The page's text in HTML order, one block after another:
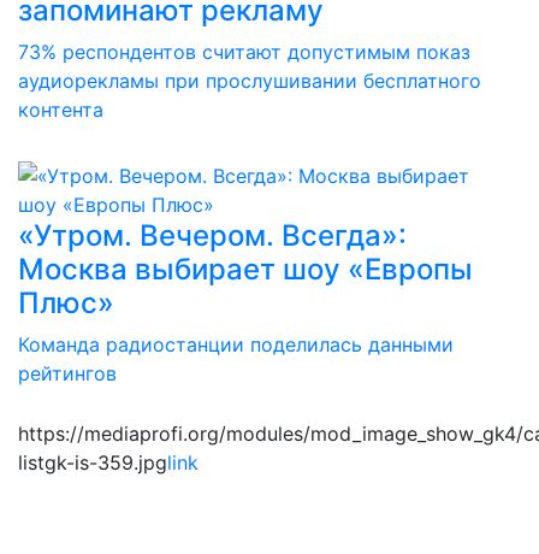
запоминают рекламу
73% респондентов считают допустимым показ
аудиорекламы при прослушивании бесплатного
контента
«Утром. Вечером. Всегда»:
Москва выбирает шоу «Европы
Плюс»
Команда радиостанции поделилась данными
рейтингов
https://mediaprofi.org/modules/mod_image_show_gk4/
listgk-is-359.jpglink